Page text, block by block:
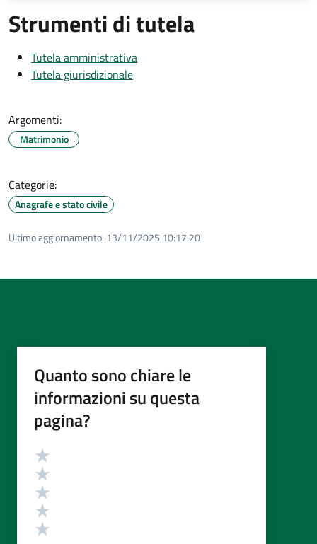
Strumenti di tutela
Tutela amministrativa
Tutela giurisdizionale
Argomenti:
Matrimonio
Categorie:
Anagrafe e stato civile
Ultimo aggiornamento: 13/11/2025 10:17.20
Quanto sono chiare le
informazioni su questa
pagina?
Valutazione